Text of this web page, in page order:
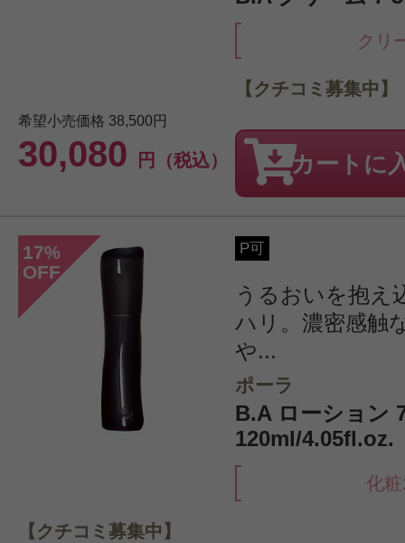
クリ
希望小売価格 38,500円
30,080 円（税込）
【クチコミ募集中】
カートに
17%
OFF
P可
うるおいを抱え
ハリ。濃密感触
や...
ポーラ
B.A ローション
120ml/4.05fl.oz.
化
【クチコミ募集中】